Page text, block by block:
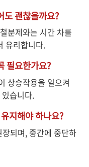
도 괜찮을까요?
분제와는 시간 차를
유리합니다.
필요한가요?
상승작용을 일으켜
습니다.
지해야 하나요?
되며, 중간에 중단하